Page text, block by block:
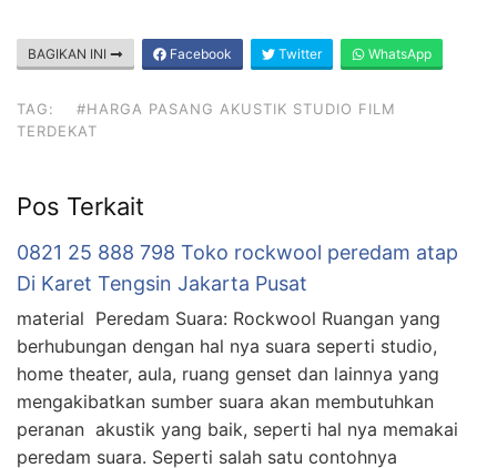
BAGIKAN INI Facebook Twitter WhatsApp
TAG:
#HARGA PASANG AKUSTIK STUDIO FILM
TERDEKAT
Pos Terkait
0821 25 888 798 Toko rockwool peredam atap
Di Karet Tengsin Jakarta Pusat
material Peredam Suara: Rockwool Ruangan yang
berhubungan dengan hal nya suara seperti studio,
home theater, aula, ruang genset dan lainnya yang
mengakibatkan sumber suara akan membutuhkan
peranan akustik yang baik, seperti hal nya memakai
peredam suara. Seperti salah satu contohnya